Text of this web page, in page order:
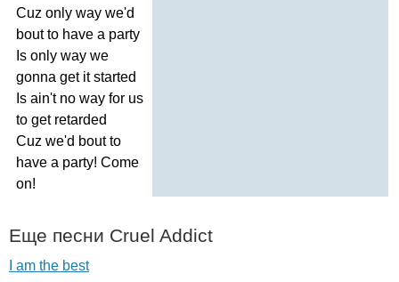
Cuz only way we'd
bout to have a party
Is only way we
gonna get it started
Is ain't no way for us
to get retarded
Cuz we'd bout to
have a party! Come
on!
Еще песни Cruel Addict
I am the best